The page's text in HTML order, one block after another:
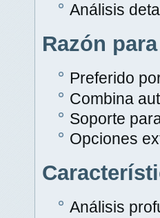
Análisis
Razón
Preferido
Combina
Soporte
Opciones
Análisis